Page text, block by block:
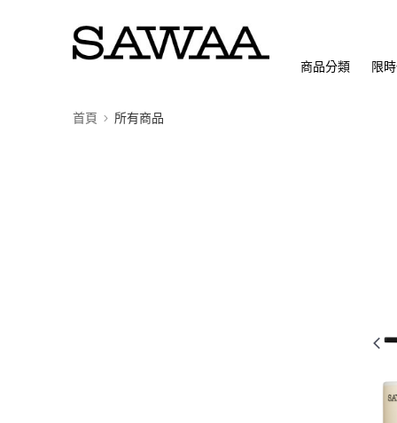
商品分類 限
首頁 所有商品